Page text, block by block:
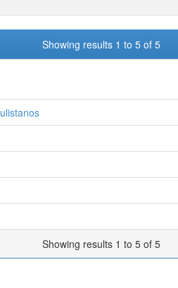
Showing results 1 to 5 of 5
Showing results 1 to 5 of 5